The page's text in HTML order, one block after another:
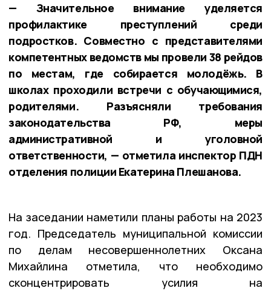
— Значительное внимание уделяется
профилактике преступлений среди
подростков. Совместно с представителями
компетентных ведомств мы провели 38 рейдов
по местам, где собирается молодёжь. В
школах проходили встречи с обучающимися,
родителями. Разъясняли требования
законодательства РФ, меры
административной и уголовной
ответственности, — отметила инспектор ПДН
отделения полиции Екатерина Плешанова.
На заседании наметили планы работы на 2023
год. Председатель муниципальной комиссии
по делам несовершеннолетних Оксана
Михайлина отметила, что необходимо
сконцентрировать усилия на